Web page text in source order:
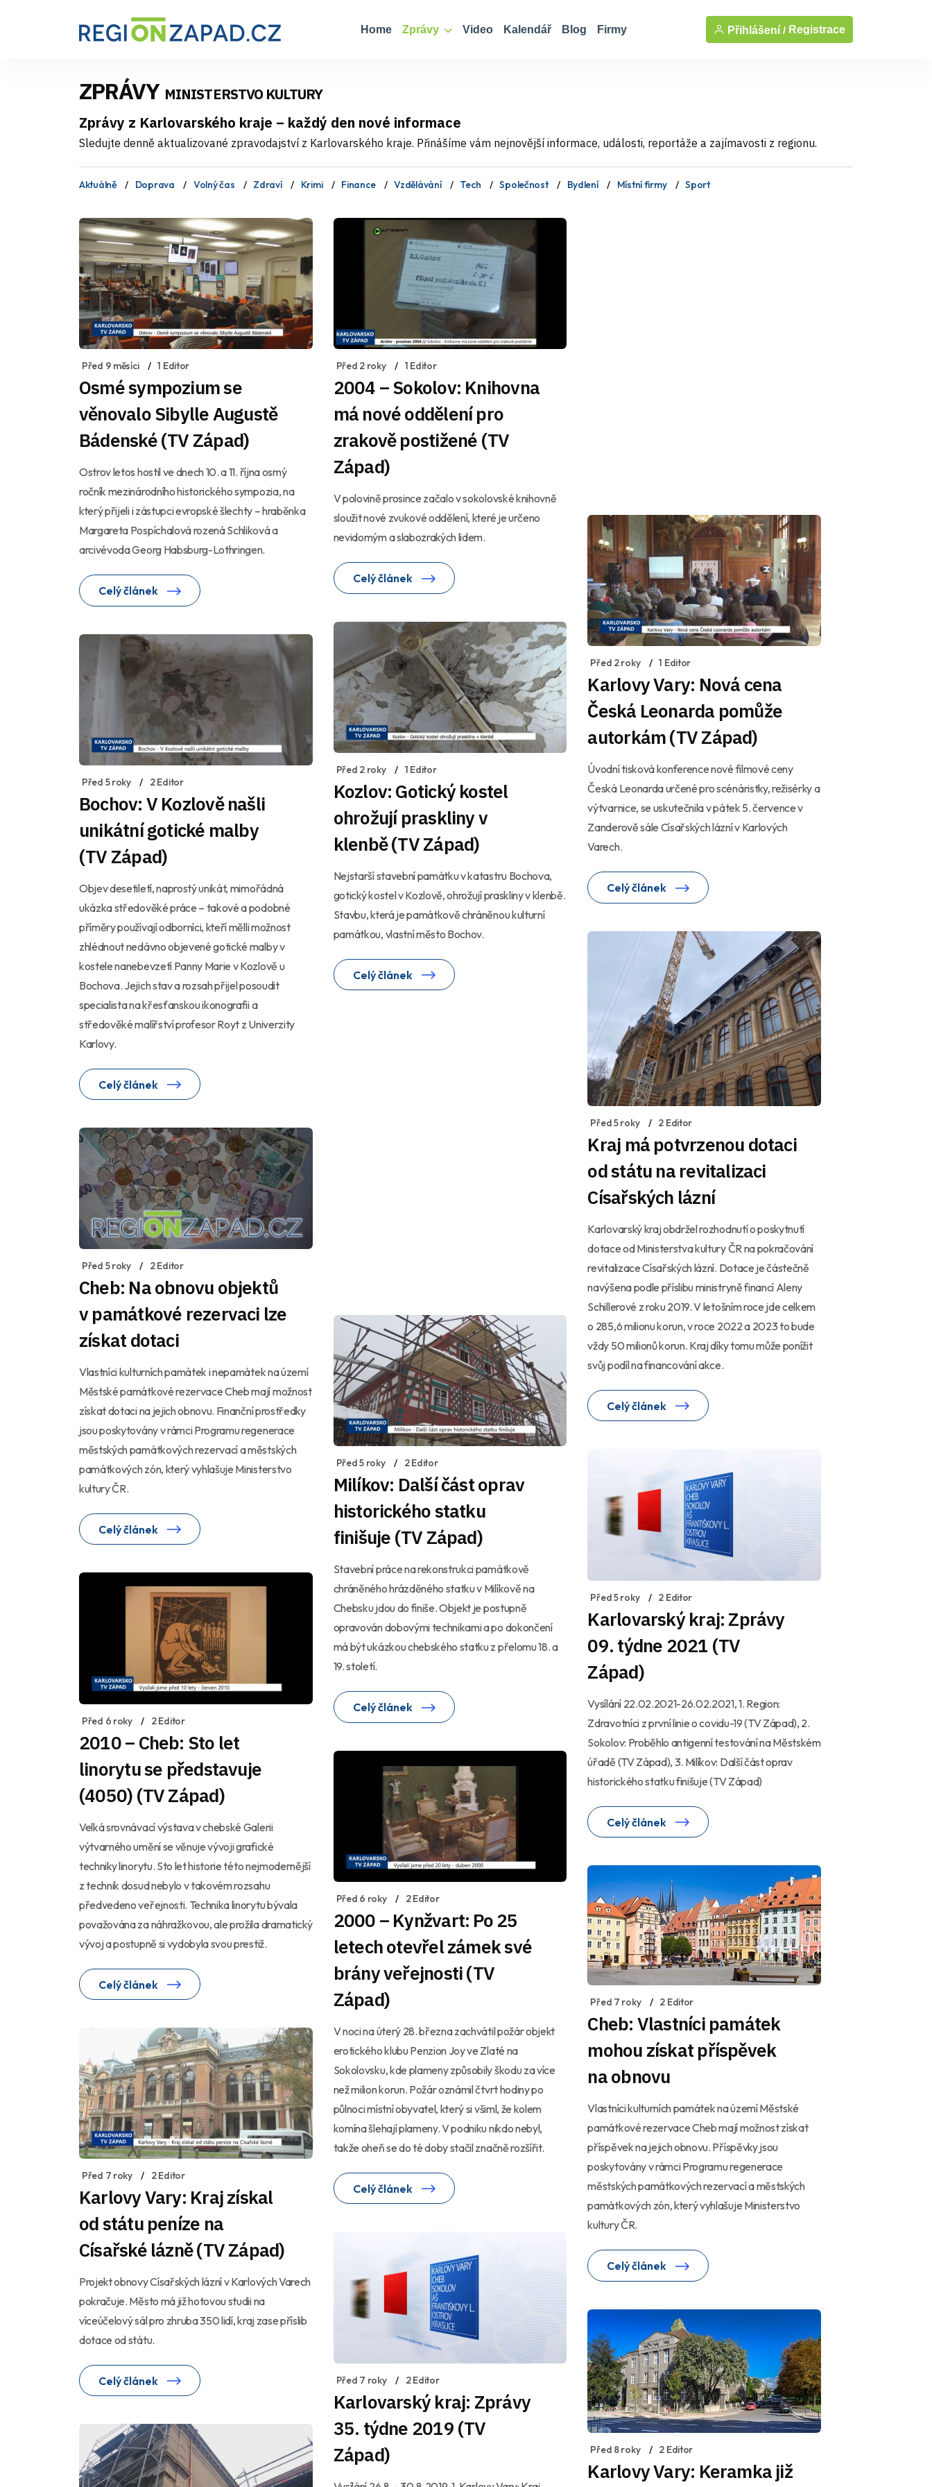
Home Zprávy Video Kalendář Blog Firmy Přihlášení / Registrace
ZPRÁVY MINISTERSTVO KULTURY
Zprávy z Karlovarského kraje – každý den nové informace
Sledujte denně aktualizované zpravodajství z Karlovarského kraje. Přinášíme vám nejnovější informace, události, reportáže a zajímavosti z regionu.
Aktuálně Doprava Volný čas Zdraví Krimi Finance Vzdělávání Tech Společnost Bydlení Místní firmy Sport
Před 9 měsíci 1 Editor
Osmé sympozium se
věnovalo Sibylle Augustě
Bádenské (TV Západ)
Ostrov letos hostil ve dnech 10. a 11. října osmý
ročník mezinárodního historického sympozia, na
který přijeli i zástupci evropské šlechty – hraběnka
Margareta Pospíchalová rozená Schliková a
arcivévoda Georg Habsburg-Lothringen.
Celý článek
Před 2 roky 1 Editor
2004 – Sokolov: Knihovna
má nové oddělení pro
zrakově postižené (TV
Západ)
V polovině prosince začalo v sokolovské knihovně
sloužit nové zvukové oddělení, které je určeno
nevidomým a slabozrakých lidem.
Celý článek
Před 2 roky 1 Editor
Karlovy Vary: Nová cena
Česká Leonarda pomůže
autorkám (TV Západ)
Úvodní tisková konference nové filmové ceny
Česká Leonarda určené pro scénáristky, režisérky a
výtvarnice, se uskutečnila v pátek 5. července v
Zanderově sále Císařských lázní v Karlových
Varech.
Celý článek
Před 2 roky 1 Editor
Kozlov: Gotický kostel
ohrožují praskliny v
klenbě (TV Západ)
Nejstarší stavební památku v katastru Bochova,
gotický kostel v Kozlově, ohrožují praskliny v klenbě.
Stavbu, která je památkově chráněnou kulturní
památkou, vlastní město Bochov.
Celý článek
Před 5 roky 2 Editor
Bochov: V Kozlově našli
unikátní gotické malby
(TV Západ)
Objev desetiletí, naprostý unikát, mimořádná
ukázka středověké práce – takové a podobné
příměry používají odborníci, kteří mělli možnost
zhlédnout nedávno objevené gotické malby v
kostele nanebevzetí Panny Marie v Kozlově u
Bochova. Jejich stav a rozsah přijel posoudit
specialista na křesťanskou ikonografii a
středověké malířství profesor Royt z Univerzity
Karlovy.
Celý článek
Před 5 roky 2 Editor
Kraj má potvrzenou dotaci
od státu na revitalizaci
Císařských lázní
Karlovarský kraj obdržel rozhodnutí o poskytnutí
dotace od Ministerstva kultury ČR na pokračování
revitalizace Císařských lázní. Dotace je částečně
navýšena podle příslibu ministryně financí Aleny
Schillerové z roku 2019. V letošním roce jde celkem
o 285,6 milionu korun, v roce 2022 a 2023 to bude
vždy 50 milionů korun. Kraj díky tomu může ponížit
svůj podíl na financování akce.
Celý článek
Před 5 roky 2 Editor
Cheb: Na obnovu objektů
v památkové rezervaci lze
získat dotaci
Vlastníci kulturních památek i nepamátek na území
Městské památkové rezervace Cheb mají možnost
získat dotaci na jejich obnovu. Finanční prostředky
jsou poskytovány v rámci Programu regenerace
městských památkových rezervací a městských
památkových zón, který vyhlašuje Ministerstvo
kultury ČR.
Celý článek
Před 5 roky 2 Editor
Milíkov: Další část oprav
historického statku
finišuje (TV Západ)
Stavební práce na rekonstrukci památkově
chráněného hrázděného statku v Milíkově na
Chebsku jdou do finiše. Objekt je postupně
opravován dobovými technikami a po dokončení
má být ukázkou chebského statku z přelomu 18. a
19. století.
Celý článek
Před 5 roky 2 Editor
Karlovarský kraj: Zprávy
09. týdne 2021 (TV
Západ)
Vysílání 22.02.2021-26.02.2021, 1. Region:
Zdravotníci z první linie o covidu-19 (TV Západ), 2.
Sokolov: Proběhlo antigenní testování na Městském
úřadě (TV Západ), 3. Milíkov: Další část oprav
historického statku finišuje (TV Západ)
Celý článek
Před 6 roky 2 Editor
2010 – Cheb: Sto let
linorytu se představuje
(4050) (TV Západ)
Velká srovnávací výstava v chebské Galerii
výtvarného umění se věnuje vývoji grafické
techniky linorytu. Sto let historie této nejmodernější
z technik dosud nebylo v takovém rozsahu
předvedeno veřejnosti. Technika linorytu bývala
považována za náhražkovou, ale prožila dramatický
vývoj a postupně si vydobyla svou prestiž.
Celý článek
Před 6 roky 2 Editor
2000 – Kynžvart: Po 25
letech otevřel zámek své
brány veřejnosti (TV
Západ)
V noci na úterý 28. března zachvátil požár objekt
erotického klubu Penzion Joy ve Zlaté na
Sokolovsku, kde plameny způsobily škodu za více
než milion korun. Požár oznámil čtvrt hodiny po
půlnoci místní obyvatel, který si všiml, že kolem
komína šlehají plameny. V podniku nikdo nebyl,
takže oheň se do té doby stačil značně rozšířit.
Celý článek
Před 7 roky 2 Editor
Cheb: Vlastníci památek
mohou získat příspěvek
na obnovu
Vlastníci kulturních památek na území Městské
památkové rezervace Cheb mají možnost získat
příspěvek na jejich obnovu. Příspěvky jsou
poskytovány v rámci Programu regenerace
městských památkových rezervací a městských
památkových zón, který vyhlašuje Ministerstvo
kultury ČR.
Celý článek
Před 7 roky 2 Editor
Karlovy Vary: Kraj získal
od státu peníze na
Císařské lázně (TV Západ)
Projekt obnovy Císařských lázní v Karlových Varech
pokračuje. Město má již hotovou studii na
víceúčelový sál pro zhruba 350 lidí, kraj zase příslib
dotace od státu.
Celý článek Před 7 roky 2 Editor
Karlovarský kraj: Zprávy
35. týdne 2019 (TV
Západ)
Před 8 roky 2 Editor
Karlovy Vary: Keramka již